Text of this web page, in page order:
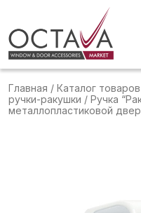
Главная / Каталог товаров
ручки-ракушки / Ручка
металлопластиковой